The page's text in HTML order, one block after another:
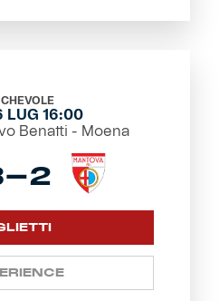
cuor
LUG 16:00
Benatti - Moena
2